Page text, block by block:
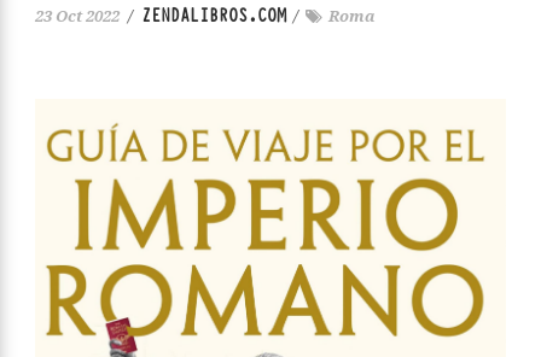
23 Oct 2022 / ZENDALIBROS.COM/ Roma